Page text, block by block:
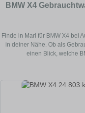
BMW X4
Finde in Marl für BMW X4 bei
in deiner Nähe. Ob als
einen Blick, welche